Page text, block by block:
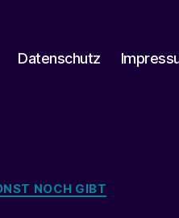
Datenschutz
NOCH GIBT